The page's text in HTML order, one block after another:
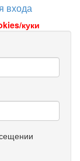
входа
куки